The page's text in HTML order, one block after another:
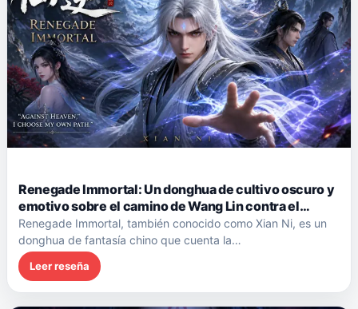
Renegade Immortal: Un donghua de cultivo oscuro y
emotivo sobre el camino de Wang Lin contra el
destino.
Renegade Immortal, también conocido como Xian Ni, es un
donghua de fantasía chino que cuenta la…
Leer reseña